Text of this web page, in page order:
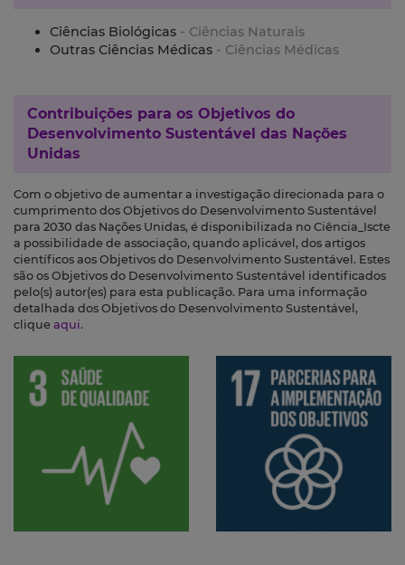
Ciências Biológicas - Ciências Naturais
Outras Ciências Médicas - Ciências Médicas
Contribuições para os Objetivos do
Desenvolvimento Sustentável das Nações
Unidas
Com o objetivo de aumentar a investigação direcionada para o
cumprimento dos Objetivos do Desenvolvimento Sustentável
para 2030 das Nações Unidas, é disponibilizada no Ciência_Iscte
a possibilidade de associação, quando aplicável, dos artigos
científicos aos Objetivos do Desenvolvimento Sustentável. Estes
são os Objetivos do Desenvolvimento Sustentável identificados
pelo(s) autor(es) para esta publicação. Para uma informação
detalhada dos Objetivos do Desenvolvimento Sustentável,
clique aqui.